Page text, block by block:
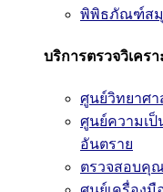
พิพิธภัณฑ์สมุ
บริการตรวจวิเคร
ศูนย์วิทยาศา
ศูนย์ความเป็
อันตราย
ตรวจสอบคุ